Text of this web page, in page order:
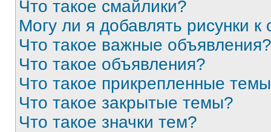
Что такое смайлики?
Могу ли я добавлять рисунки
Что такое важные объявления?
Что такое объявления?
Что такое прикрепленные
Что такое закрытые темы?
Что такое значки тем?